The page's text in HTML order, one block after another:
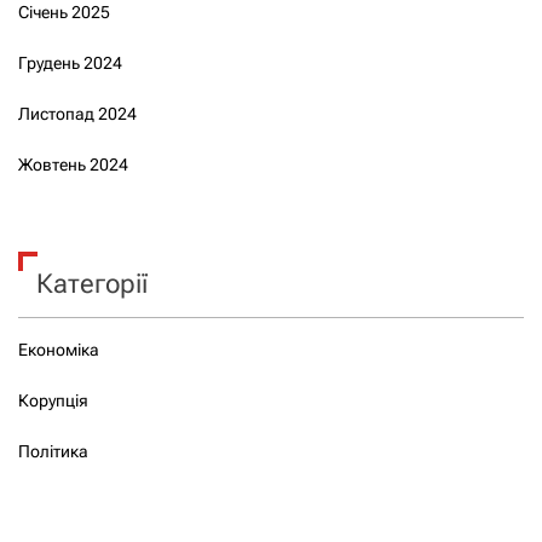
Січень 2025
Грудень 2024
Листопад 2024
Жовтень 2024
Категорії
Економіка
Корупція
Політика